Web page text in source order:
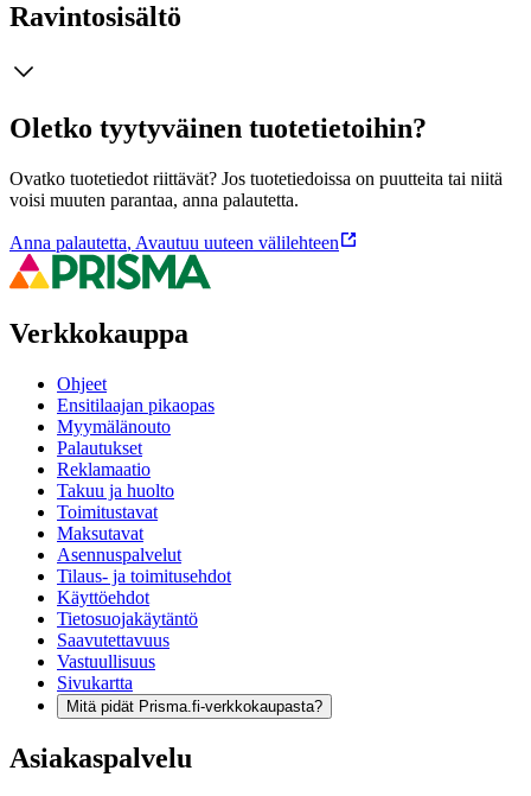
Ravintosisältö
Oletko tyytyväinen tuotetietoihin?
Ovatko tuotetiedot riittävät? Jos tuotetiedoissa on puutteita tai niitä
voisi muuten parantaa, anna palautetta.
Anna palautetta, Avautuu uuteen välilehteen
Verkkokauppa
Ohjeet
Ensitilaajan pikaopas
Myymälänouto
Palautukset
Reklamaatio
Takuu ja huolto
Toimitustavat
Maksutavat
Asennuspalvelut
Tilaus- ja toimitusehdot
Käyttöehdot
Tietosuojakäytäntö
Saavutettavuus
Vastuullisuus
Sivukartta
Mitä pidät Prisma.fi-verkkokaupasta?
Asiakaspalvelu